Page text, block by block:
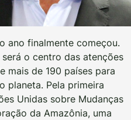
ano finalmente começou.
o centro das atenções
mais de 190 países para
planeta. Pela primeira
Unidas sobre Mudanças
da Amazônia, uma